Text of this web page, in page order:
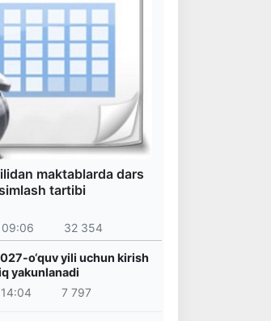
maktablarda dars
tartibi
32 354
o‘quv yili uchun kirish
yakunlanadi
7 797